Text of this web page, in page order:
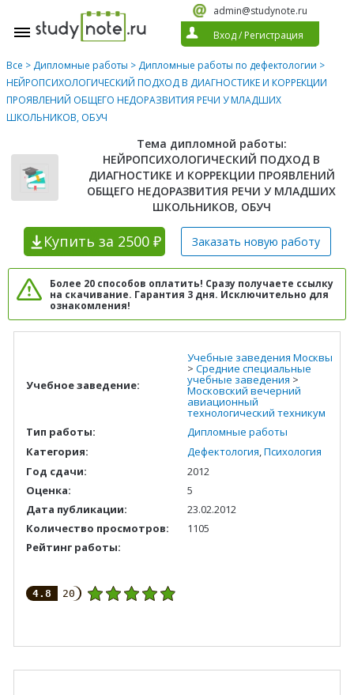
admin@studynote.ru
Вход/ Регистрация
Все > Дипломные работы > Дипломные работы по дефектологии >
НЕЙРОПСИХОЛОГИЧЕСКИЙ ПОДХОД В ДИАГНОСТИКЕ И КОРРЕКЦИИ
ПРОЯВЛЕНИЙ ОБЩЕГО НЕДОРАЗВИТИЯ РЕЧИ У МЛАДШИХ
ШКОЛЬНИКОВ, ОБУЧ
Тема дипломной работы:
НЕЙРОПСИХОЛОГИЧЕСКИЙ ПОДХОД В
ДИАГНОСТИКЕ И КОРРЕКЦИИ ПРОЯВЛЕНИЙ
ОБЩЕГО НЕДОРАЗВИТИЯ РЕЧИ У МЛАДШИХ
ШКОЛЬНИКОВ, ОБУЧ
Купить за 2500 ₽ Заказать новую работу
Более 20 способов оплатить! Сразу получаете ссылку
на скачивание. Гарантия 3 дня. Исключительно для
ознакомления!
Учебное заведение:
Учебные заведения Москвы
> Средние специальные
учебные заведения >
Московский вечерний
авиационный
технологический техникум
Тип работы:
Дипломные работы
Категория:
Дефектология,Психология
Год сдачи:
2012
Оценка:
5
Дата публикации:
23.02.2012
Количество просмотров:
1105
Рейтинг работы:
4.8 20